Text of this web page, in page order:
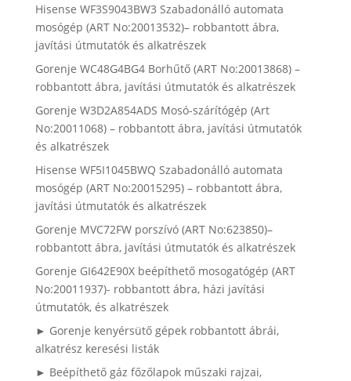
Hisense WF3S9043BW3 Szabadonálló automata
mosógép (ART No:20013532)– robbantott ábra,
javítási útmutatók és alkatrészek
Gorenje WC48G4BG4 Borhűtő (ART No:20013868) –
robbantott ábra, javítási útmutatók és alkatrészek
Gorenje W3D2A854ADS Mosó-szárítógép (Art
No:20011068) – robbantott ábra, javítási útmutatók
és alkatrészek
Hisense WF5I1045BWQ Szabadonálló automata
mosógép (ART No:20015295) – robbantott ábra,
javítási útmutatók és alkatrészek
Gorenje MVC72FW porszívó (ART No:623850)–
robbantott ábra, javítási útmutatók és alkatrészek
Gorenje GI642E90X beépíthető mosogatógép (ART
No:20011937)- robbantott ábra, házi javítási
útmutatók, és alkatrészek
► Gorenje kenyérsütő gépek robbantott ábrái,
alkatrész keresési listák
► Beépíthető gáz főzőlapok műszaki rajzai,